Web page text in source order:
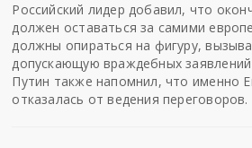
Российский лидер добавил, что
должен оставаться за самими
должны опираться на фигуру,
допускающую враждебных заявлений
Путин также напомнил, что именно
отказалась от ведения переговоров.